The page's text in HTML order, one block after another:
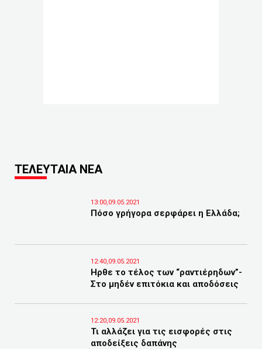
ΤΕΛΕΥΤΑΙΑ ΝΕΑ
13:00,09.05.2021
Πόσο γρήγορα σερφάρει η Ελλάδα;
12:40,09.05.2021
Ηρθε το τέλος των “ραντιέρηδων”-
Στο μηδέν επιτόκια και αποδόσεις
12:20,09.05.2021
Τι αλλάζει για τις εισφορές στις
αποδείξεις δαπάνης